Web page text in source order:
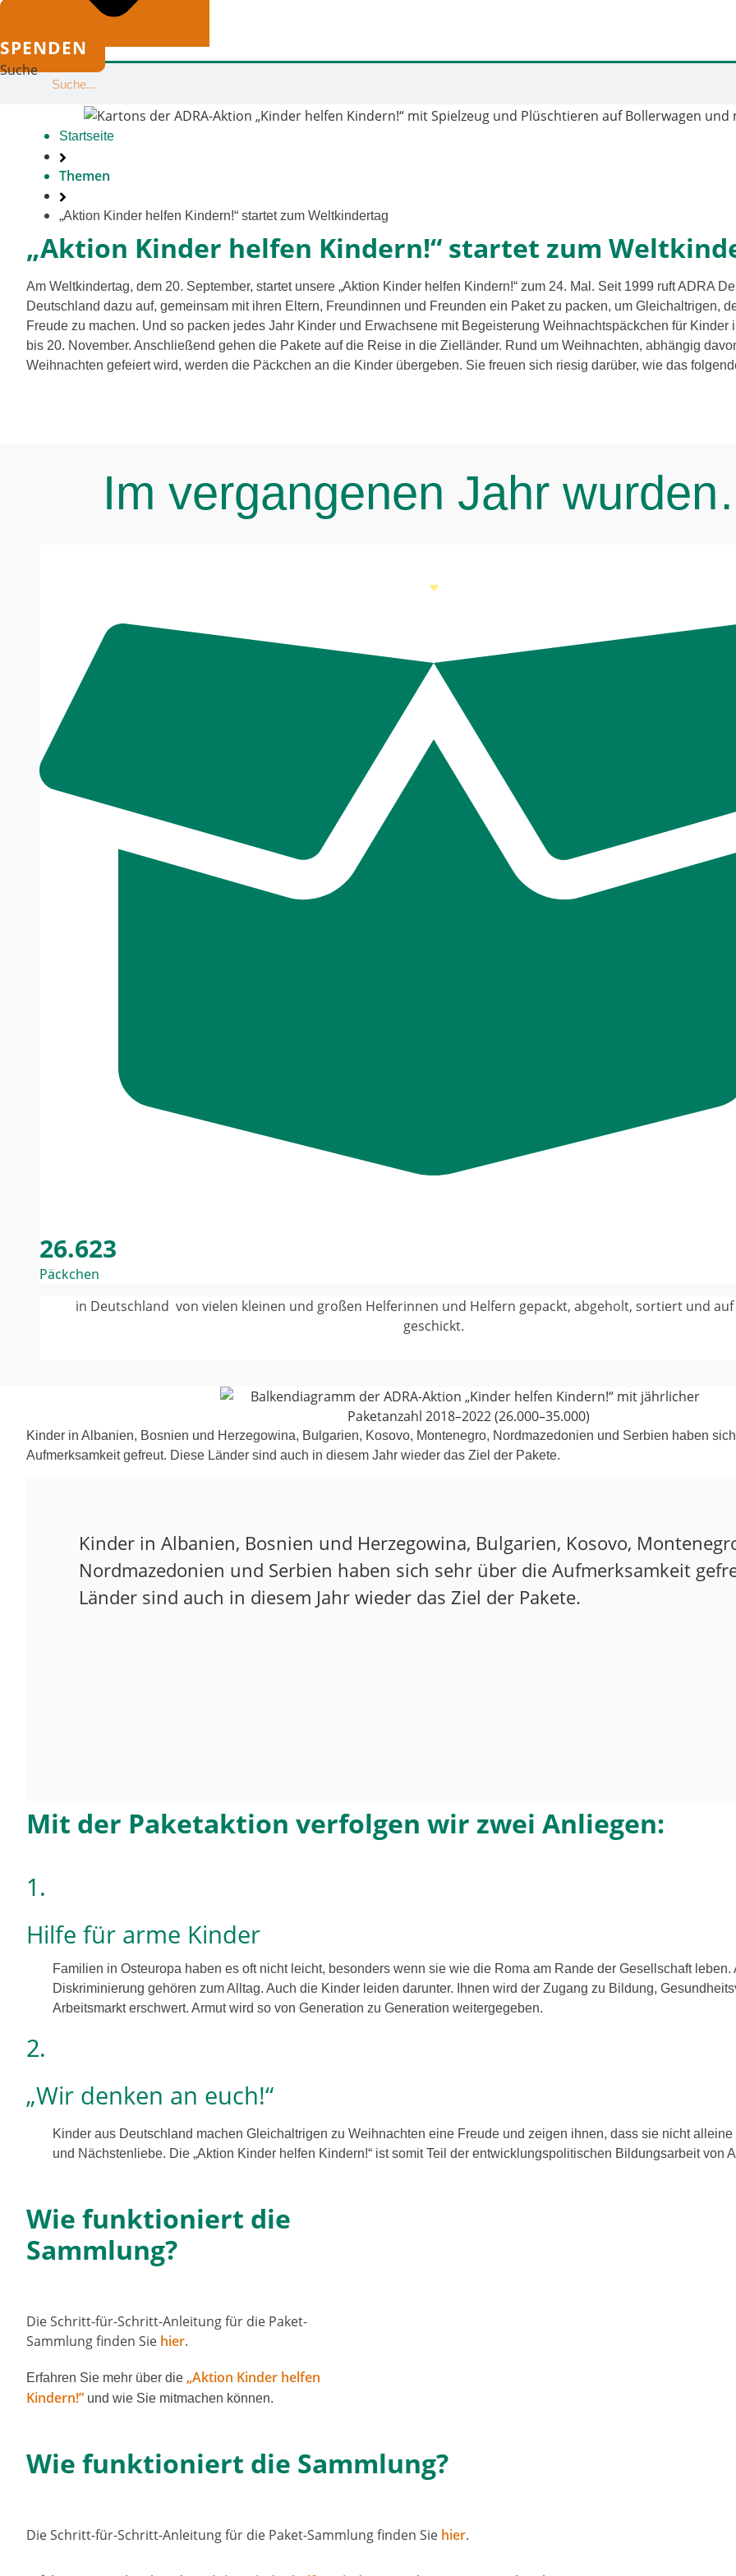
SPENDEN
Suche
Startseite
Themen
„Aktion Kinder hel­fen Kindern!“ star­tet zum Weltkindertag
„Aktion Kinder helfen Kindern!“ startet zum
Am Weltkindertag, dem 20. September, star­tet unse­re „Aktion Kinder hel­fen Kindern!“ zum 24. Mal. Seit 1999 ruft ADRA
Deutschland dazu auf, gemein­sam mit ihren Eltern, Freundinnen und Freunden ein Paket zu packen, um Gleichaltrigen,
Freude zu machen. Und so packen jedes Jahr Kinder und Erwachsene mit Begeisterung Weihnachtspäckchen für Kinder
bis 20. November. Anschließend gehen die Pakete auf die Reise in die Zielländer. Rund um Weihnachten, abhän­gig
Weihnachten gefei­ert wird, wer­den die Päckchen an die Kinder über­ge­ben. Sie freu­en sich rie­sig dar­über, wie das
Im ver­gan­ge­nen Jahr
26.623
Päckchen
in Deutschland von vie­len klei­nen und gro­ßen Helferinnen und Helfern gepackt, abge­holt, sor­tiert und auf
geschickt.
Kinder in Albanien, Bosnien und Herzegowina, Bulgarien, Kosovo, Montenegro, Nordmazedonien und Serbien haben
Aufmerksamkeit gefreut. Diese Länder sind auch in die­sem Jahr wie­der das Ziel der Pakete.
Kinder in Albanien, Bosnien und Herzegowina, Bulgarien, Kosovo,
Nordmazedonien und Serbien haben sich sehr über die Aufmerksamkeit
Länder sind auch in die­sem Jahr wie­der das Ziel der Pakete.
Mit der Paketaktion verfolgen wir zwei Anliegen:
1.
Hilfe für arme Kinder
Familien in Osteuropa haben es oft nicht leicht, beson­ders wenn sie wie die Roma am Rande der Gesellschaft leben.
Diskriminierung gehö­ren zum Alltag. Auch die Kinder lei­den dar­un­ter. Ihnen wird der Zugang zu Bildung,
Arbeitsmarkt erschwert. Armut wird so von Generation zu Generation wei­ter­ge­ge­ben.
2.
„Wir den­ken an euch!“
Kinder aus Deutschland machen Gleichaltrigen zu Weihnachten eine Freude und zei­gen ihnen, dass sie nicht
und Nächstenliebe. Die „Aktion Kinder hel­fen Kindern!“ ist somit Teil der ent­wick­lungs­po­li­ti­schen Bildungsarbeit von
Wie funktioniert die
Sammlung?​
Die Schritt-für-Schritt-Anleitung für die Paket-
Sammlung fin­den Sie hier.
Erfahren Sie mehr über die „Aktion Kinder hel­fen
Kindern!” und wie Sie mit­ma­chen kön­nen.
Wie funktioniert die Sammlung?​
Die Schritt-für-Schritt-Anleitung für die Paket-Sammlung fin­den Sie hier.